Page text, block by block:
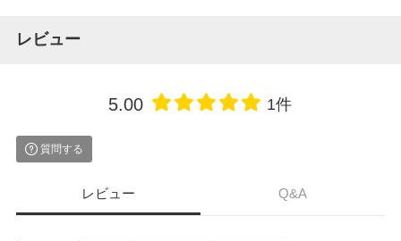
レビュー
5.00 1件
質問する
レビュー Q&A